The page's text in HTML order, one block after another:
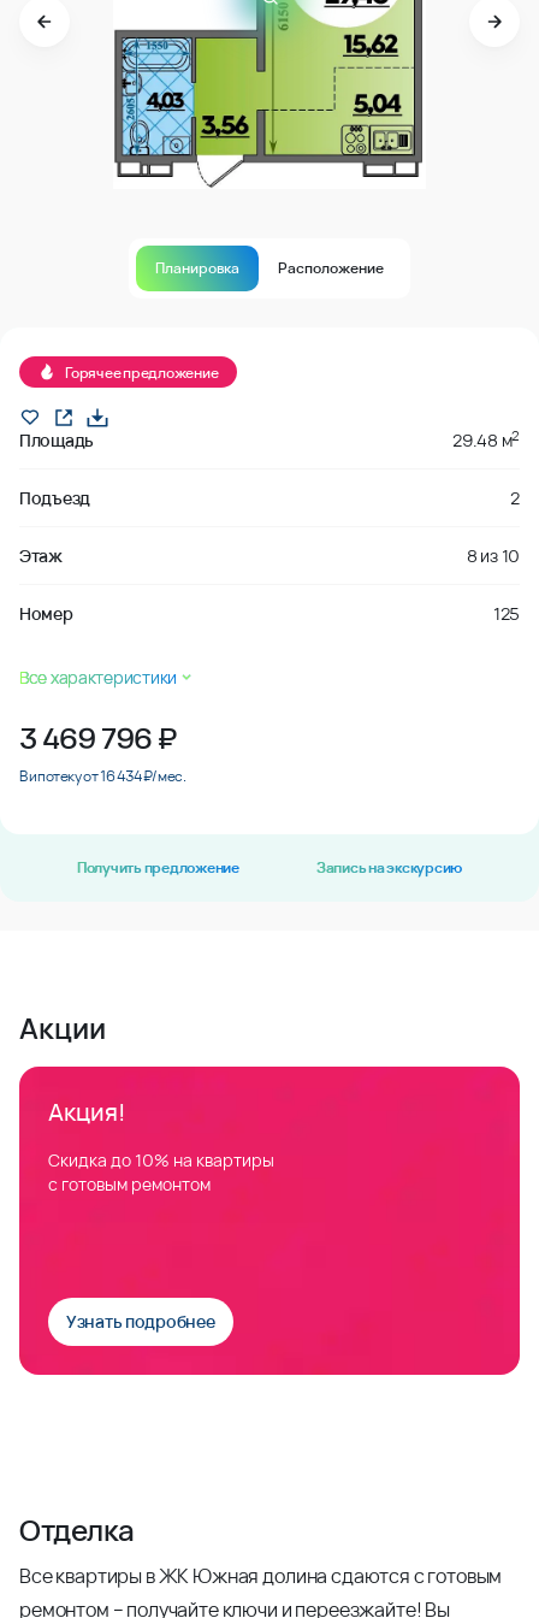
Планировка Расположение
Горячее предложение
Площадь 29.48 м2
Подъезд 2
Этаж 8 из10
Номер 125
Все характеристики
3 469 796₽
В ипотеку от 16 434 ₽/мес.
Получить предложение Запись на экскурсию
Акции
Акция!
Скидка до 10% на квартиры
с готовым ремонтом
Узнать подробнее
Отделка
Все квартиры в ЖК Южная долина сдаются с готовым
ремонтом – получайте ключи и переезжайте! Вы